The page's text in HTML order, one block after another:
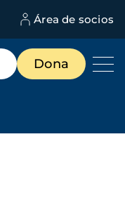
Área de socios
Dona